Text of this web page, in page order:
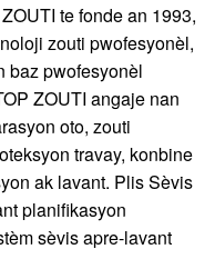
te fonde an 1993,
zouti pwofesyonèl,
baz pwofesyonèl
ZOUTI angaje nan
oto, zouti
travay, konbine
ak lavant. Plis Sèvis
planifikasyon
sèvis apre-lavant